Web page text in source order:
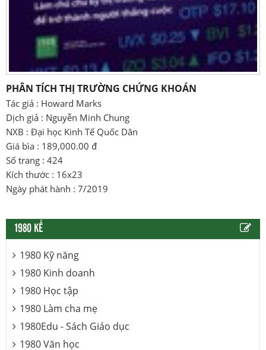
PHÂN TÍCH THỊ TRƯỜNG CHỨNG KHOÁN
Tác giả : Howard Marks
Dịch giả : Nguyễn Minh Chung
NXB : Đại học Kinh Tế Quốc Dân
Giá bìa : 189,000.00 đ
Số trang : 424
Kích thước : 16x23
Ngày phát hành : 7/2019
1980 KỂ
1980 Kỹ năng
1980 Kinh doanh
1980 Học tập
1980 Làm cha mẹ
1980Edu - Sách Giáo dục
1980 Văn học